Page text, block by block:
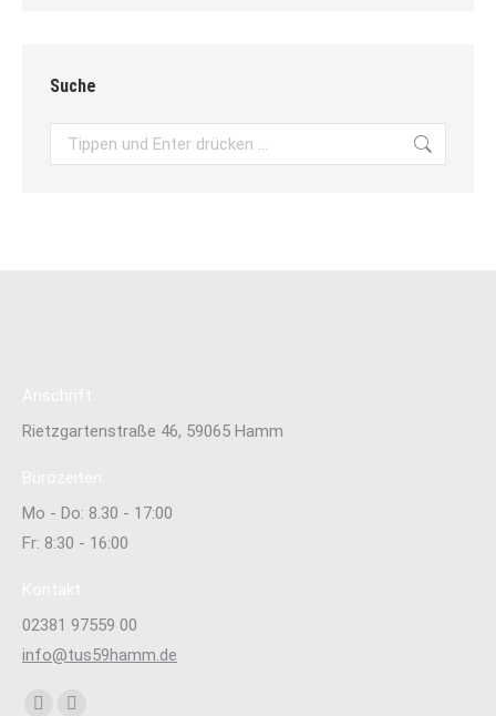
Suche
Search:
Rietzgartenstraße 46, 59065 Hamm
Mo - Do: 8.30 - 17:00
Fr: 8:30 - 16:00
02381 97559 00
info@tus59hamm.de
Finden Sie uns auf: